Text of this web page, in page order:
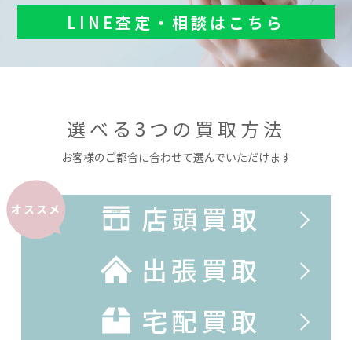
LINE査定・相談はこちら
選べる3つの買取方法
お客様のご都合に合わせて選んでいただけます
オススメ
店頭買取
出張買取
宅配買取